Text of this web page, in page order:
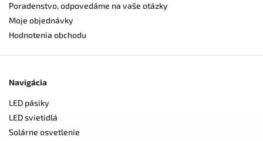
Poradenstvo, odpovedáme na vaše otázky
Moje objednávky
Hodnotenia obchodu
Navigácia
LED pásiky
LED svietidlá
Solárne osvetlenie